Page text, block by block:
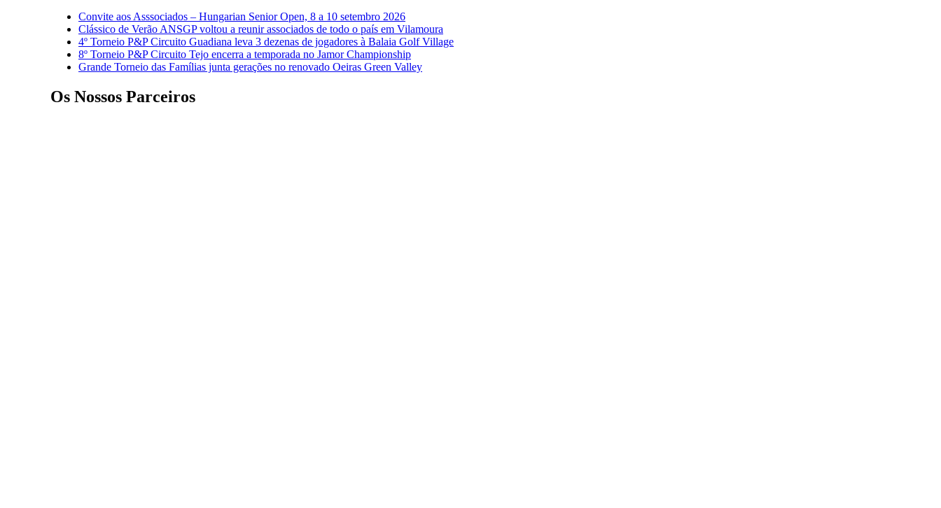
Convite aos Asssociados – Hungarian Senior Open, 8 a 10 setembro 2026
Clássico de Verão ANSGP voltou a reunir associados de todo o país em Vilamoura
4º Torneio P&P Circuito Guadiana leva 3 dezenas de jogadores à Balaia Golf Village
8º Torneio P&P Circuito Tejo encerra a temporada no Jamor Championship
Grande Torneio das Famílias junta gerações no renovado Oeiras Green Valley
Os Nossos Parceiros